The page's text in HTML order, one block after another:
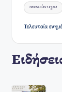
Ετικέτες:
οικοσύστημα
Τελευταία